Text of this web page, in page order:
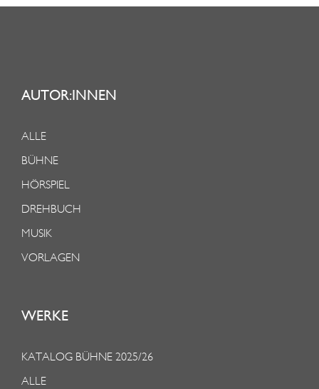
AUTOR:INNEN
ALLE
BÜHNE
HÖRSPIEL
DREHBUCH
MUSIK
VORLAGEN
WERKE
KATALOG BÜHNE 2025/26
ALLE